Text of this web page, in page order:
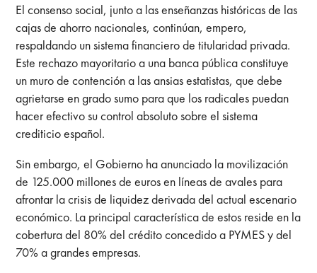
El consenso social, junto a las enseñanzas históricas de las
cajas de ahorro nacionales, continúan, empero,
respaldando un sistema financiero de titularidad privada.
Este rechazo mayoritario a una banca pública constituye
un muro de contención a las ansias estatistas, que debe
agrietarse en grado sumo para que los radicales puedan
hacer efectivo su control absoluto sobre el sistema
crediticio español.
Sin embargo, el Gobierno ha anunciado la movilización
de 125.000 millones de euros en líneas de avales para
afrontar la crisis de liquidez derivada del actual escenario
económico. La principal característica de estos reside en la
cobertura del 80% del crédito concedido a PYMES y del
70% a grandes empresas.